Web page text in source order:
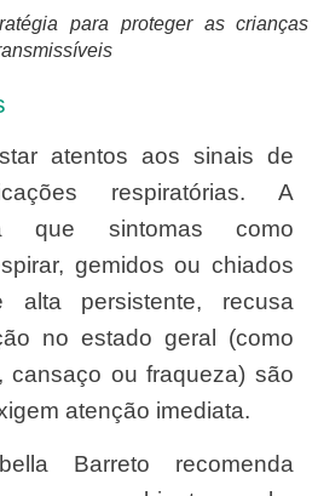
para proteger as crianças
respiratórias. A
que sintomas como
gemidos ou chiados
alta persistente, recusa
no estado geral (como
cansaço ou fraqueza) são
atenção imediata.